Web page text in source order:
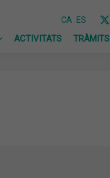
CA ES
ACTIVITATS TRÀMITS